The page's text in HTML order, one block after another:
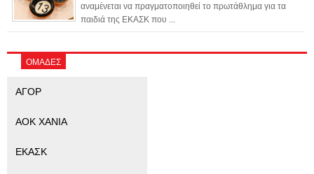
αναμένεται να πραγματοποιηθεί το πρωτάθλημα για τα
παιδιά της ΕΚΑΣΚ που ...
ΟΜΑΔΕΣ
ΑΓΟΡ
ΑΟΚ ΧΑΝΙΑ
ΕΚΑΣΚ